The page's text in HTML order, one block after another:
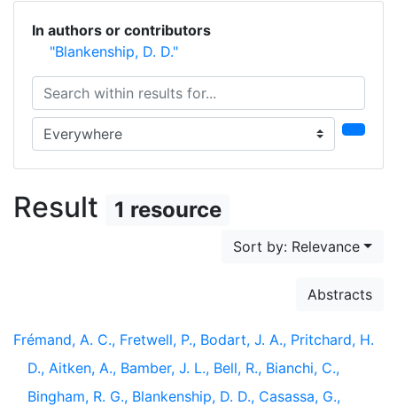
In authors or contributors
"Blankenship, D. D."
Search within results for...
Search in...
Result 1 resource
Sort by: Relevance
Abstracts
Frémand, A. C., Fretwell, P., Bodart, J. A., Pritchard, H.
D., Aitken, A., Bamber, J. L., Bell, R., Bianchi, C.,
Bingham, R. G., Blankenship, D. D., Casassa, G.,